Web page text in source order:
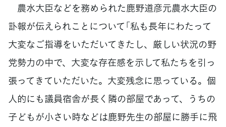
農水大臣などを務められた鹿野道彦元農水大臣の
訃報が伝えられことについて「私も長年にわたって
大変なご指導をいただいてきたし、厳しい状況の野
党勢力の中で、大変な存在感を示して私たちを引っ
張ってきていただいた。大変残念に思っている。個
人的にも議員宿舎が長く隣の部屋であって、うちの
子どもが小さい時などは鹿野先生の部屋に勝手に飛